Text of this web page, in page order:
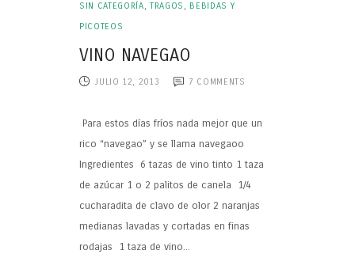
SIN CATEGORÍA, TRAGOS, BEBIDAS Y
PICOTEOS
VINO NAVEGAO
JULIO 12, 2013 7 COMMENTS
Para estos días fríos nada mejor que un
rico “navegao” y se llama navegaoo
Ingredientes 6 tazas de vino tinto 1 taza
de azúcar 1 o 2 palitos de canela 1/4
cucharadita de clavo de olor 2 naranjas
medianas lavadas y cortadas en finas
rodajas 1 taza de vino...